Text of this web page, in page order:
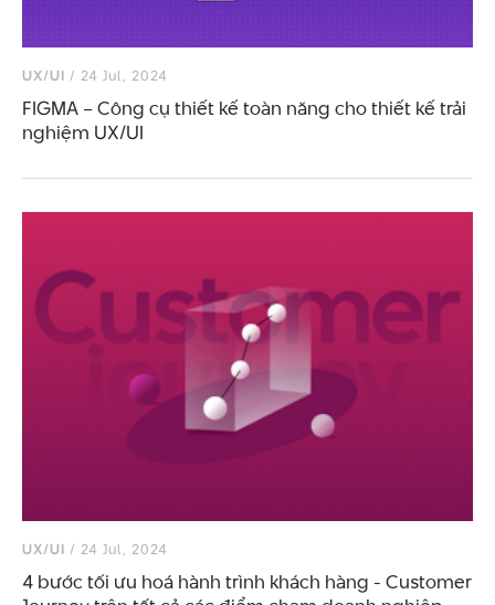
UX/UI / 24 Jul, 2024
FIGMA – Công cụ thiết kế toàn năng cho thiết kế trải
nghiệm UX/UI
UX/UI / 24 Jul, 2024
4 bước tối ưu hoá hành trình khách hàng - Customer